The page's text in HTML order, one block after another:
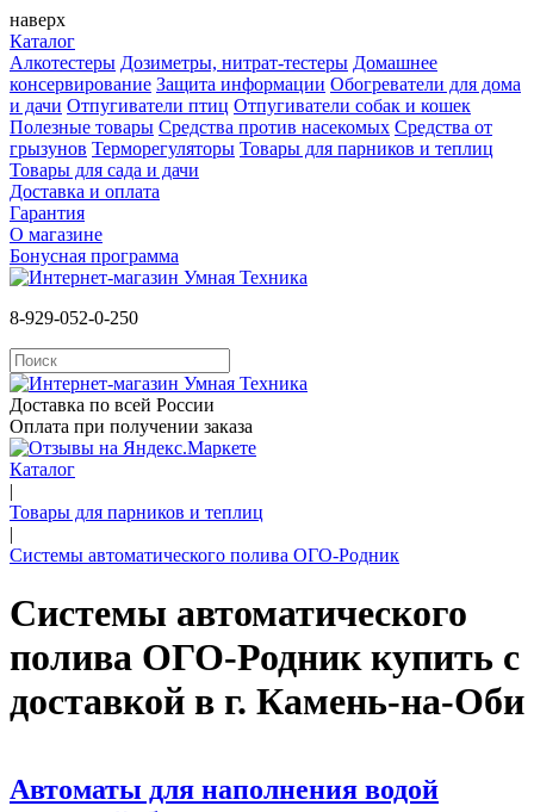
наверх
Каталог
Алкотестеры Дозиметры, нитрат-тестеры Домашнее
консервирование Защита информации Обогреватели для дома
и дачи Отпугиватели птиц Отпугиватели собак и кошек
Полезные товары Средства против насекомых Cредства от
грызунов Терморегуляторы Товары для парников и теплиц
Товары для сада и дачи
Доставка и оплата
Гарантия
О магазине
Бонусная программа
8-929-052-0-250
Доставка по всей России
Оплата при получении заказа
Каталог
|
Товары для парников и теплиц
|
Системы автоматического полива ОГО-Родник
Системы автоматического
полива ОГО-Родник купить с
доставкой в г. Камень-на-Оби
Автоматы для наполнения водой